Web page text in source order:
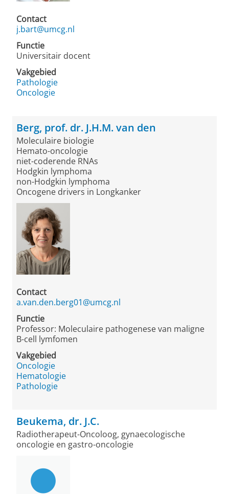
Contact
j.bart@umcg.nl
Functie
Universitair docent
Vakgebied
Pathologie
Oncologie
Berg, prof. dr. J.H.M. van den
Moleculaire biologie
Hemato-oncologie
niet-coderende RNAs
Hodgkin lymphoma
non-Hodgkin lymphoma
Oncogene drivers in Longkanker
Contact
a.van.den.berg01@umcg.nl
Functie
Professor: Moleculaire pathogenese van maligne
B-cell lymfomen
Vakgebied
Oncologie
Hematologie
Pathologie
Beukema, dr. J.C.
Radiotherapeut-Oncoloog, gynaecologische
oncologie en gastro-oncologie